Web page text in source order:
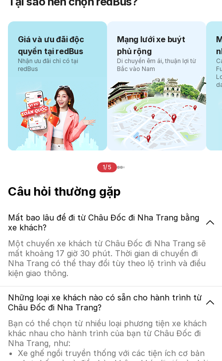
Giá và ưu đãi độc
quyền tại redBus
Nhận ưu đãi chỉ có tại
redBus
Mạng lưới xe buýt
phủ rộng
Di chuyển êm ái, thuận lợi từ
Bắc vào Nam
1/5
Câu hỏi thường gặp
Mất bao lâu để đi từ Châu Đốc đi Nha Trang bằng
xe khách?
Một chuyến xe khách từ Châu Đốc đi Nha Trang sẽ
mất khoảng 17 giờ 30 phút. Thời gian di chuyển đi
Nha Trang có thể thay đổi tùy theo lộ trình và điều
kiện giao thông.
Những loại xe khách nào có sẵn cho hành trình từ
Châu Đốc đi Nha Trang?
Bạn có thể chọn từ nhiều loại phương tiện xe khách
khác nhau cho hành trình của bạn từ Châu Đốc đi
Nha Trang, như:
Xe ghế ngồi truyền thống với các tiện ích cơ bản